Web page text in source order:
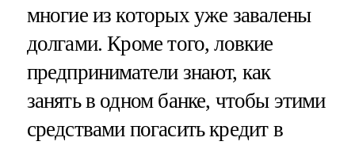
многие из которых уже завалены
долгами. Кроме того, ловкие
предприниматели знают, как
занять в одном банке, чтобы этими
средствами погасить кредит в